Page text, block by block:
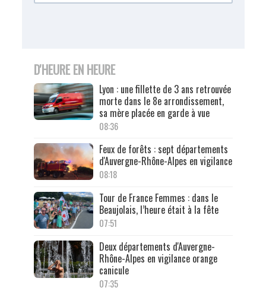
D'HEURE EN HEURE
Lyon : une fillette de 3 ans retrouvée
morte dans le 8e arrondissement,
sa mère placée en garde à vue
08:36
Feux de forêts : sept départements
d'Auvergne-Rhône-Alpes en vigilance
08:18
Tour de France Femmes : dans le
Beaujolais, l’heure était à la fête
07:51
Deux départements d'Auvergne-
Rhône-Alpes en vigilance orange
canicule
07:35